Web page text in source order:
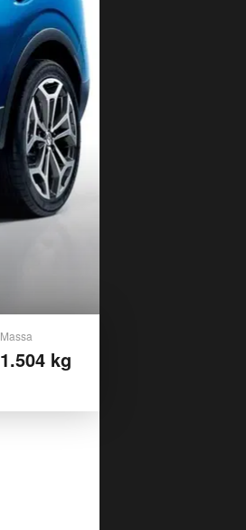
Massa
1.504 kg